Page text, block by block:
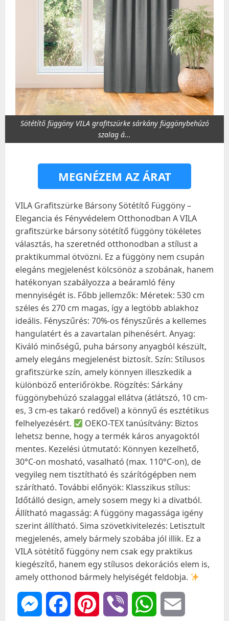
Sötétítő függöny VILA grafitszürke sárkány függönybehúzó
szalag á...
MEGNÉZEM AZ ÁRAT
VILA Grafitszürke Bársony Sötétítő Függöny –
Elegancia és Fényvédelem Otthonodban A VILA
grafitszürke bársony sötétítő függöny tökéletes
választás, ha szeretnéd otthonodban a stílust a
praktikummal ötvözni. Ez a függöny nem csupán
elegáns megjelenést kölcsönöz a szobának, hanem
hatékonyan szabályozza a beáramló fény
mennyiségét is. Főbb jellemzők: Méretek: 530 cm
széles és 270 cm magas, így a legtöbb ablakhoz
ideális. Fényszűrés: 70%-os fényszűrés a kellemes
hangulatért és a zavartalan pihenésért. Anyag:
Kiváló minőségű, puha bársony anyagból készült,
amely elegáns megjelenést biztosít. Szín: Stílusos
grafitszürke szín, amely könnyen illeszkedik a
különböző enteriőrökbe. Rögzítés: Sárkány
függönybehúzó szalaggal ellátva (átlátszó, 10 cm-
es, 3 cm-es takaró redővel) a könnyű és esztétikus
felhelyezésért.
OEKO-TEX tanúsítvány: Biztos
lehetsz benne, hogy a termék káros anyagoktól
mentes. Kezelési útmutató: Könnyen kezelhető,
30°C-on mosható, vasalható (max. 110°C-on), de
vegyileg nem tisztítható és szárítógépben nem
szárítható. További előnyök: Klasszikus stílus:
Időtálló design, amely sosem megy ki a divatból.
Állítható magasság: A függöny magassága igény
szerint állítható. Sima szövetkivitelezés: Letisztult
megjelenés, amely bármely szobába jól illik. Ez a
VILA sötétítő függöny nem csak egy praktikus
kiegészítő, hanem egy stílusos dekorációs elem is,
amely otthonod bármely helyiségét feldobja.
MessengerFacebookPinterest Viber WhatsApp